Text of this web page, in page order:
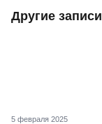
Другие записи
5 февраля 2025